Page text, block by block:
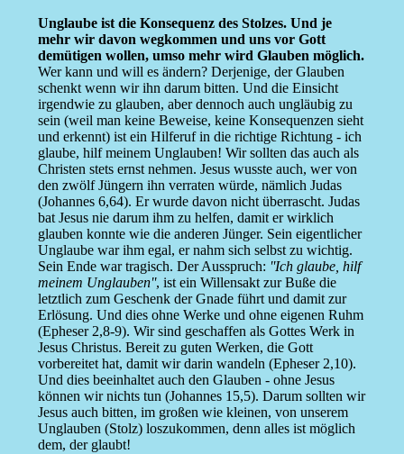
Unglaube ist die Konsequenz des Stolzes. Und je
mehr wir davon wegkommen und uns vor Gott
demütigen wollen, umso mehr wird Glauben möglich.
Wer kann und will es ändern? Derjenige, der Glauben
schenkt wenn wir ihn darum bitten. Und die Einsicht
irgendwie zu glauben, aber dennoch auch ungläubig zu
sein (weil man keine Beweise, keine Konsequenzen sieht
und erkennt) ist ein Hilferuf in die richtige Richtung - ich
glaube, hilf meinem Unglauben! Wir sollten das auch als
Christen stets ernst nehmen. Jesus wusste auch, wer von
den zwölf Jüngern ihn verraten würde, nämlich Judas
(Johannes 6,64). Er wurde davon nicht überrascht. Judas
bat Jesus nie darum ihm zu helfen, damit er wirklich
glauben konnte wie die anderen Jünger. Sein eigentlicher
Unglaube war ihm egal, er nahm sich selbst zu wichtig.
Sein Ende war tragisch. Der Ausspruch: ''Ich glaube, hilf
meinem Unglauben'', ist ein Willensakt zur Buße die
letztlich zum Geschenk der Gnade führt und damit zur
Erlösung. Und dies ohne Werke und ohne eigenen Ruhm
(Epheser 2,8-9). Wir sind geschaffen als Gottes Werk in
Jesus Christus. Bereit zu guten Werken, die Gott
vorbereitet hat, damit wir darin wandeln (Epheser 2,10).
Und dies beeinhaltet auch den Glauben - ohne Jesus
können wir nichts tun (Johannes 15,5). Darum sollten wir
Jesus auch bitten, im großen wie kleinen, von unserem
Unglauben (Stolz) loszukommen, denn alles ist möglich
dem, der glaubt!